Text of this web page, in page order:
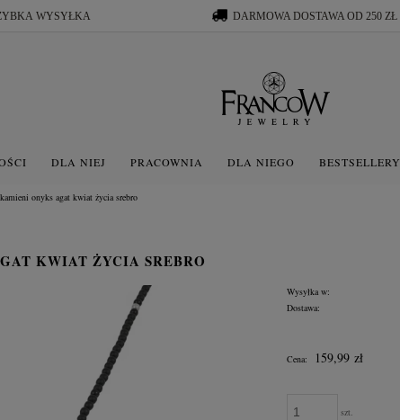
WYSYŁKA DARMOWA DOSTAWA OD 250 ZŁ
DLA NIEJ PRACOWNIA DLA NIEGO BESTSELLERY
onyks agat kwiat życia srebro
KWIAT ŻYCIA SREBRO
Wysyłka w:
Dostawa:
płatności
Cena: 159,99 zł
szt.